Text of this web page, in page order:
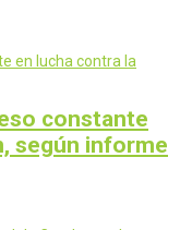
constante
según informe